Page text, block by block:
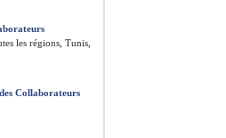
les régions, Tunis,
Collaborateurs